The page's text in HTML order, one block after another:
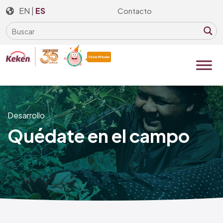
Skip
to
the
content
EN ES Contacto
Desarrollo
Quédate en el campo